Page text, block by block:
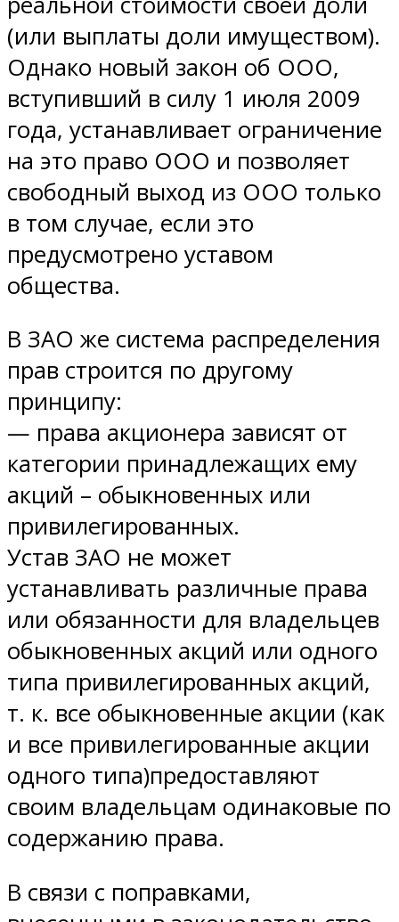
(или выплаты доли имуществом).
Однако новый закон об ООО,
вступивший в силу 1 июля 2009
года, устанавливает ограничение
на это право ООО и позволяет
свободный выход из ООО только
в том случае, если это
предусмотрено уставом
общества.
В ЗАО же система распределения
прав строится по другому
принципу:
— права акционера зависят от
категории принадлежащих ему
акций – обыкновенных или
привилегированных.
Устав ЗАО не может
устанавливать различные права
или обязанности для владельцев
обыкновенных акций или одного
типа привилегированных акций,
т. к. все обыкновенные акции (как
и все привилегированные акции
одного типа)предоставляют
своим владельцам одинаковые по
содержанию права.
В связи с поправками,